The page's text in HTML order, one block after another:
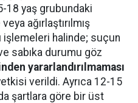
18 yaş grubundaki
ağırlaştırılmış
işlemeleri halinde; suçun
sabıka durumu göz
yararlandırılmaması
verildi. Ayrıca 12-15
şartlara göre bir üst